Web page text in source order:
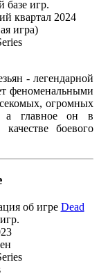
базе игр.
квартал 2024
игра)
- легендарной
феноменальными
огромных
а главное он в
боевого
об игре Dead